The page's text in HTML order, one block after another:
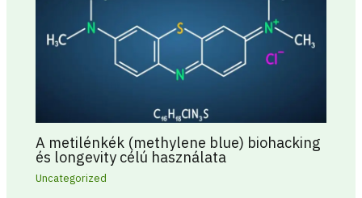
A metilénkék (methylene blue) biohacking
és longevity célú használata
Uncategorized